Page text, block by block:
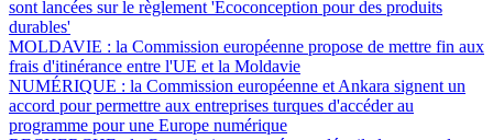
sont lancées sur le règlement 'Écoconception pour des produits
durables'
MOLDAVIE : la Commission européenne propose de mettre fin aux
frais d'itinérance entre l'UE et la Moldavie
NUMÉRIQUE : la Commission européenne et Ankara signent un
accord pour permettre aux entreprises turques d'accéder au
programme pour une Europe numérique